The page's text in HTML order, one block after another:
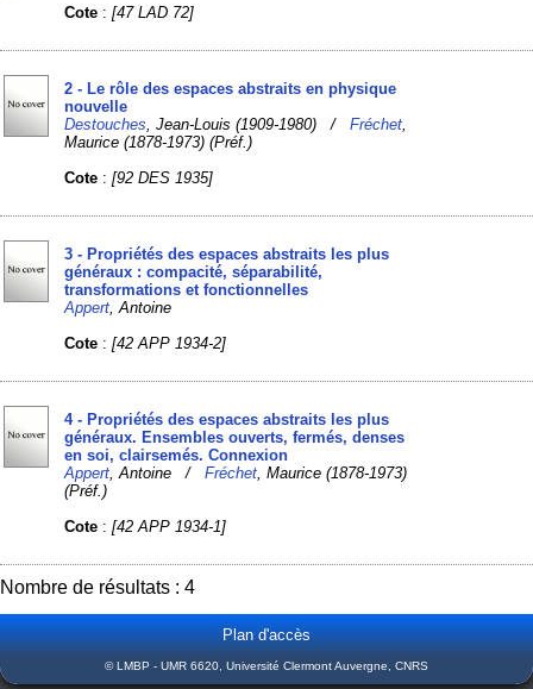
Cote :[47 LAD 72]
2 - Le rôle des espaces abstraits en physique
nouvelle
Destouches , Jean-Louis (1909-1980) /Fréchet
Maurice (1878-1973) (Préf.)
Cote :[92 DES 1935]
3 - Propriétés des espaces abstraits les plus
généraux : compacité, séparabilité,
transformations et fonctionnelles
Appert , Antoine
Cote :[42 APP 1934-2]
4 - Propriétés des espaces abstraits les plus
généraux. Ensembles ouverts, fermés, denses
en soi, clairsemés. Connexion
Appert , Antoine /Fréchet , Maurice (1878-1973)
(Préf.)
Cote :[42 APP 1934-1]
Nombre de résultats : 4
Plan d'accès
© LMBP - UMR 6620, Université Clermont Auvergne, CNRS